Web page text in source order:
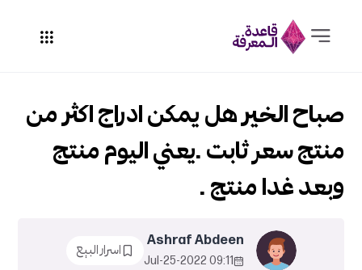
صباح الخير هل يمكن ادراج اكثر من
منتج سعر ثابت .يعني اليوم منتج
وبعد غدا منتج .
Ashraf Abdeen
09:11 2022-Jul-25
اسرار البيع